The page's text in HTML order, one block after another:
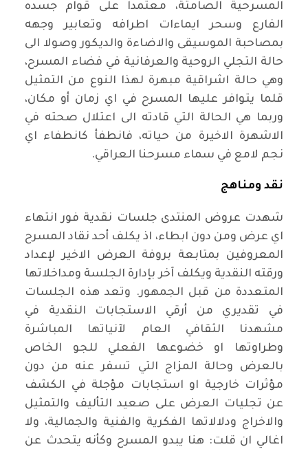
المسرحية الصامتة، معتمدا على قوام جسده
الفارع وسحر ايماءات اطرافه وتعابير وجهه
بمصاحبة الموسيقى والاضاءة والديكور وصولا الى
حالة التجلي الروحية والعرفانية في فضاء المسرح،
وهي حالة اشراقية مبهرة لهذا النوع من التمثيل
قلما يتوافر عليها المسرح في اي زمان أو مكان،
وربما هي الحالة التي قادته الى اعتلال صحته في
الاشهرة الاخيرة من حياته، فانطفأ كانطفاء اي
نجم لامع في سماء مسرحنا العراقي.
نقد ومناهج
شهدت عروض المنتدى جلسات نقدية فور انتهاء
اي عرض ومن دون ابطاء، اذ يكلف أحد نقاد المسرح
المعروفين بمتابعة بروفة العرض الاخير لإعداد
ورقته النقدية ويكلف آخر بإدارة الجلسة ومداخلاتها
المتعددة من قبل الجمهور. وتعد هذه الجلسات
في تقديري من أرقي الاستجابات النقدية في
مشهدنا الثقافي العام لآنياتها المباشرة
وطراوتها او خضوعها الفعلي للجو الخاص
بالعرض وحالة المزاج التي تسفر عنه من دون
مؤثرات خارجية او استجابات مؤجلة في الكشف
عن تجليات العرض على صعيد التأليف والتمثيل
والاخراج ودلالاتها الفكرية والفنية والجمالية، ولا
اغالي ان قلت: هنا يبدو المسرح وكأنه يتحدث عن